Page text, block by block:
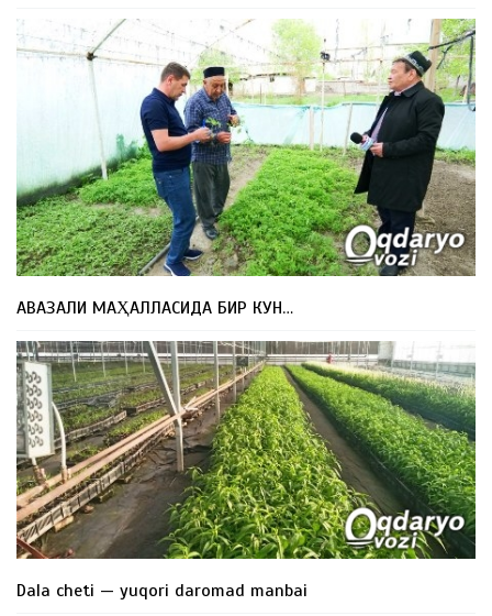
АВАЗАЛИ МАҲАЛЛАСИДА БИР КУН…
Dala cheti — yuqori daromad manbai